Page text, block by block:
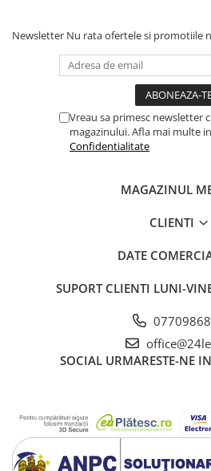
Newsletter Nu rata ofertele si promotiile
Vreau sa primesc newsletter
magazinului. Afla mai multe in
Confidentialitate
MAGAZINUL
CLIENTI
DATE
SUPORT CLIENTI LUNI-
SOCIAL URMARESTE-NE